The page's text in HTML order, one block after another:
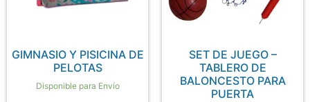
GIMNASIO Y PISICINA DE
PELOTAS
Disponible para Envío
SET DE JUEGO –
TABLERO DE
BALONCESTO PARA
PUERTA